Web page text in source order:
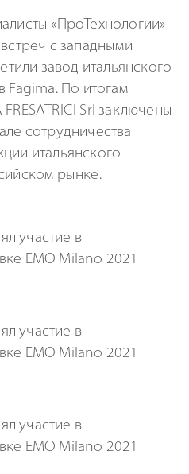
«ПроТехнологии»
с западными
завод итальянского
Fagima. По итогам
Srl заключены
сотрудничества
итальянского
рынке.